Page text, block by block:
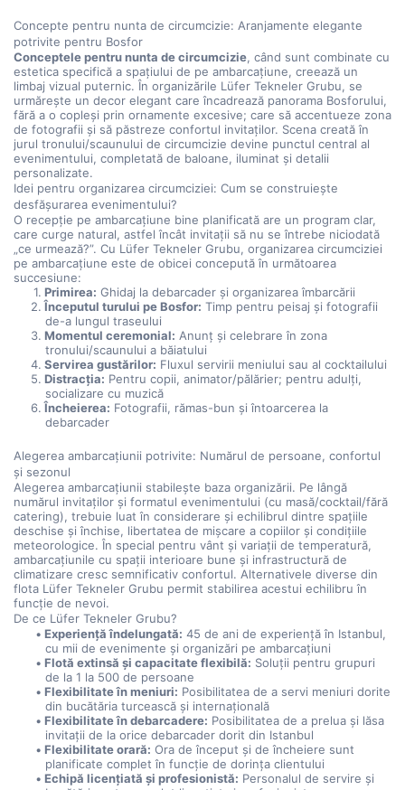
Concepte pentru nunta de circumcizie: Aranjamente elegante
potrivite pentru Bosfor
Conceptele pentru nunta de circumcizie, când sunt combinate cu
estetica specifică a spațiului de pe ambarcațiune, creează un
limbaj vizual puternic. În organizările Lüfer Tekneler Grubu, se
urmărește un decor elegant care încadrează panorama Bosforului,
fără a o copleși prin ornamente excesive; care să accentueze zona
de fotografii și să păstreze confortul invitaților. Scena creată în
jurul tronului/scaunului de circumcizie devine punctul central al
evenimentului, completată de baloane, iluminat și detalii
personalizate.
Idei pentru organizarea circumciziei: Cum se construiește
desfășurarea evenimentului?
O recepție pe ambarcațiune bine planificată are un program clar,
care curge natural, astfel încât invitații să nu se întrebe niciodată
„ce urmează?”. Cu Lüfer Tekneler Grubu, organizarea circumciziei
pe ambarcațiune este de obicei concepută în următoarea
succesiune:
Primirea: Ghidaj la debarcader și organizarea îmbarcării
Începutul turului pe Bosfor: Timp pentru peisaj și fotografii
de-a lungul traseului
Momentul ceremonial: Anunț și celebrare în zona
tronului/scaunului a băiatului
Servirea gustărilor: Fluxul servirii meniului sau al cocktailului
Distracția: Pentru copii, animator/pălărier; pentru adulți,
socializare cu muzică
Încheierea: Fotografii, rămas-bun și întoarcerea la
debarcader
Alegerea ambarcațiunii potrivite: Numărul de persoane, confortul
și sezonul
Alegerea ambarcațiunii stabilește baza organizării. Pe lângă
numărul invitaților și formatul evenimentului (cu masă/cocktail/fără
catering), trebuie luat în considerare și echilibrul dintre spațiile
deschise și închise, libertatea de mișcare a copiilor și condițiile
meteorologice. În special pentru vânt și variații de temperatură,
ambarcațiunile cu spații interioare bune și infrastructură de
climatizare cresc semnificativ confortul. Alternativele diverse din
flota Lüfer Tekneler Grubu permit stabilirea acestui echilibru în
funcție de nevoi.
De ce Lüfer Tekneler Grubu?
Experiență îndelungată: 45 de ani de experiență în Istanbul,
cu mii de evenimente și organizări pe ambarcațiuni
Flotă extinsă și capacitate flexibilă: Soluții pentru grupuri
de la 1 la 500 de persoane
Flexibilitate în meniuri: Posibilitatea de a servi meniuri dorite
din bucătăria turcească și internațională
Flexibilitate în debarcadere: Posibilitatea de a prelua și lăsa
invitații de la orice debarcader dorit din Istanbul
Flexibilitate orară: Ora de început și de încheiere sunt
planificate complet în funcție de dorința clientului
Echipă licențiată și profesionistă: Personalul de servire și